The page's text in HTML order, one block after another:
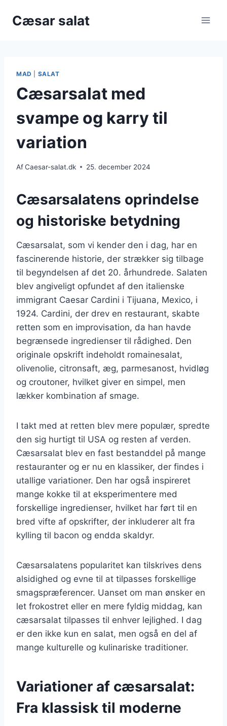
Cæsar salat
MAD SALAT
Cæsarsalat med
svampe og karry til
variation
AfCaesar-salat.dk 25. december 2024
Cæsarsalatens oprindelse
og historiske betydning
Cæsarsalat, som vi kender den i dag, har en
fascinerende historie, der strækker sig tilbage
til begyndelsen af det 20. århundrede. Salaten
blev angiveligt opfundet af den italienske
immigrant Caesar Cardini i Tijuana, Mexico, i
1924. Cardini, der drev en restaurant, skabte
retten som en improvisation, da han havde
begrænsede ingredienser til rådighed. Den
originale opskrift indeholdt romainesalat,
olivenolie, citronsaft, æg, parmesanost, hvidløg
og croutoner, hvilket giver en simpel, men
lækker kombination af smage.
I takt med at retten blev mere populær, spredte
den sig hurtigt til USA og resten af verden.
Cæsarsalat blev en fast bestanddel på mange
restauranter og er nu en klassiker, der findes i
utallige variationer. Den har også inspireret
mange kokke til at eksperimentere med
forskellige ingredienser, hvilket har ført til en
bred vifte af opskrifter, der inkluderer alt fra
kylling til bacon og endda skaldyr.
Cæsarsalatens popularitet kan tilskrives dens
alsidighed og evne til at tilpasses forskellige
smagspræferencer. Uanset om man ønsker en
let frokostret eller en mere fyldig middag, kan
cæsarsalat tilpasses til enhver lejlighed. I dag
er den ikke kun en salat, men også en del af
mange kulturelle og kulinariske traditioner.
Variationer af cæsarsalat:
Fra klassisk til moderne